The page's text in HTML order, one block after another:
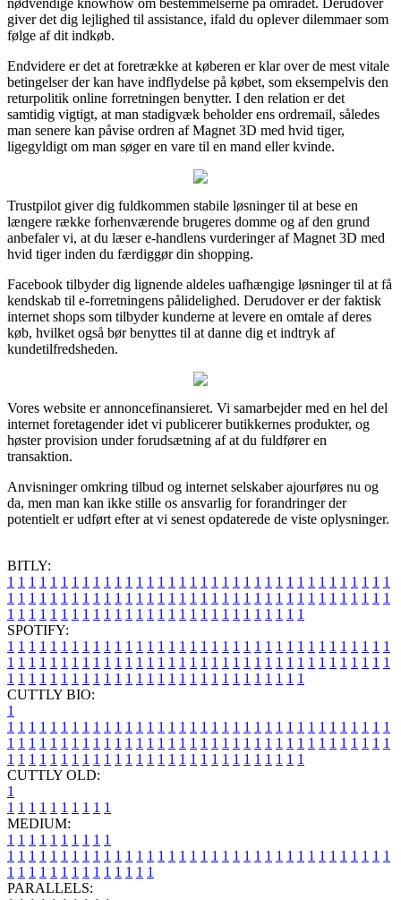
giver det dig lejlighed til assistance, ifald du oplever dilemmaer som
følge af dit indkøb.
Endvidere er det at foretrække at køberen er klar over de mest vitale
betingelser der kan have indflydelse på købet, som eksempelvis den
returpolitik online forretningen benytter. I den relation er det
samtidig vigtigt, at man stadigvæk beholder ens ordremail, således
man senere kan påvise ordren af Magnet 3D med hvid tiger,
ligegyldigt om man søger en vare til en mand eller kvinde.
Trustpilot giver dig fuldkommen stabile løsninger til at bese en
længere række forhenværende brugeres domme og af den grund
anbefaler vi, at du læser e-handlens vurderinger af Magnet 3D med
hvid tiger inden du færdiggør din shopping.
Facebook tilbyder dig lignende aldeles uafhængige løsninger til at få
kendskab til e-forretningens pålidelighed. Derudover er der faktisk
internet shops som tilbyder kunderne at levere en omtale af deres
køb, hvilket også bør benyttes til at danne dig et indtryk af
kundetilfredsheden.
Vores website er annoncefinansieret. Vi samarbejder med en hel del
internet foretagender idet vi publicerer butikkernes produkter, og
høster provision under forudsætning af at du fuldfører en
transaktion.
Anvisninger omkring tilbud og internet selskaber ajourføres nu og
da, men man kan ikke stille os ansvarlig for forandringer der
potentielt er udført efter at vi senest opdaterede de viste oplysninger.
BITLY:
1 1 1 1 1 1 1 1 1 1 1 1 1 1 1 1 1 1 1 1 1 1 1 1 1 1 1 1 1 1 1 1 1 1 1 1
1 1 1 1 1 1 1 1 1 1 1 1 1 1 1 1 1 1 1 1 1 1 1 1 1 1 1 1 1 1 1 1 1 1 1 1
1 1 1 1 1 1 1 1 1 1 1 1 1 1 1 1 1 1 1 1 1 1 1 1 1 1 1 1
SPOTIFY:
1 1 1 1 1 1 1 1 1 1 1 1 1 1 1 1 1 1 1 1 1 1 1 1 1 1 1 1 1 1 1 1 1 1 1 1
1 1 1 1 1 1 1 1 1 1 1 1 1 1 1 1 1 1 1 1 1 1 1 1 1 1 1 1 1 1 1 1 1 1 1 1
1 1 1 1 1 1 1 1 1 1 1 1 1 1 1 1 1 1 1 1 1 1 1 1 1 1 1 1
CUTTLY BIO:
1
1 1 1 1 1 1 1 1 1 1 1 1 1 1 1 1 1 1 1 1 1 1 1 1 1 1 1 1 1 1 1 1 1 1 1 1
1 1 1 1 1 1 1 1 1 1 1 1 1 1 1 1 1 1 1 1 1 1 1 1 1 1 1 1 1 1 1 1 1 1 1 1
1 1 1 1 1 1 1 1 1 1 1 1 1 1 1 1 1 1 1 1 1 1 1 1 1 1 1 1
CUTTLY OLD:
1
1 1 1 1 1 1 1 1 1 1
MEDIUM:
1 1 1 1 1 1 1 1 1 1
1 1 1 1 1 1 1 1 1 1 1 1 1 1 1 1 1 1 1 1 1 1 1 1 1 1 1 1 1 1 1 1 1 1 1 1
1 1 1 1 1 1 1 1 1 1 1 1 1 1
PARALLELS: